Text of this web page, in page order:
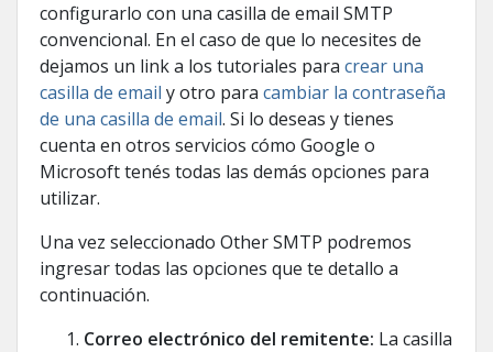
configurarlo con una casilla de email SMTP
convencional. En el caso de que lo necesites de
dejamos un link a los tutoriales para crear una
casilla de email y otro para cambiar la contraseña
de una casilla de email. Si lo deseas y tienes
cuenta en otros servicios cómo Google o
Microsoft tenés todas las demás opciones para
utilizar.
Una vez seleccionado Other SMTP podremos
ingresar todas las opciones que te detallo a
continuación.
Correo electrónico del remitente: La casilla